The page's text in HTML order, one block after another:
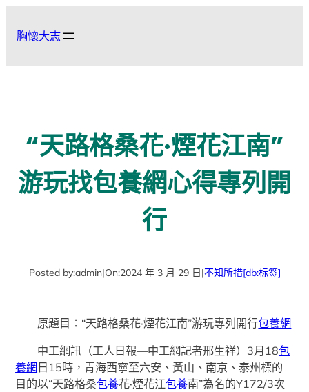
胸懷大志
“天路格桑花·煙花江南”
游玩找包養網心得專列開
行
Posted by:admin|On:2024 年 3 月 29 日|不知所措[db:标签]
原題目：“天路格桑花·煙花江南”游玩專列開行包養網
中工網訊（工人日報—中工網記者邢生祥）3月18包
養網 日15時，青海西寧至六安、黃山、南京、泰州標的
目的以“天路格桑包養花·煙花江包養南”為名的Y172/3次